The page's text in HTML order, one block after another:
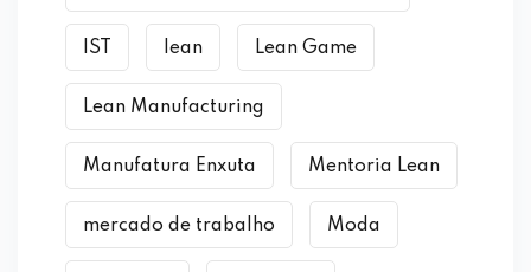
IST lean Lean Game
Lean Manufacturing
Manufatura Enxuta Mentoria Lean
mercado de trabalho Moda